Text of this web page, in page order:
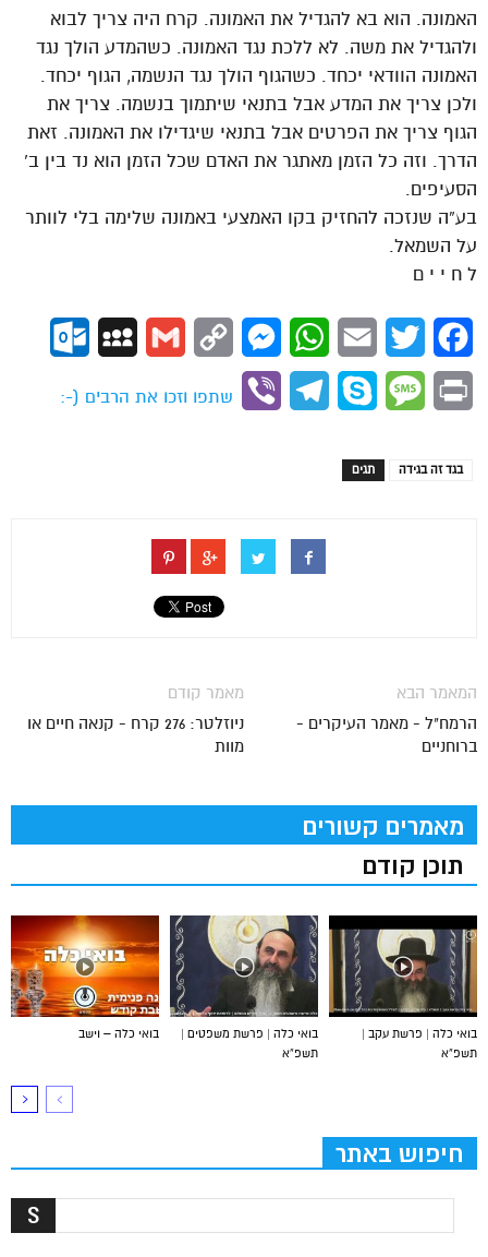
האמונה. הוא בא להגדיל את האמונה. קרח היה צריך לבוא
ולהגדיל את משה. לא ללכת נגד האמונה. כשהמדע הולך נגד
האמונה הוודאי יכחד. כשהגוף הולך נגד הנשמה, הגוף יכחד.
ולכן צריך את המדע אבל בתנאי שיתמוך בנשמה. צריך את
הגוף צריך את הפרטים אבל בתנאי שיגדילו את האמונה. זאת
הדרך. וזה כל הזמן מאתגר את האדם שכל הזמן הוא נד בין ב’
הסעיפים.
בע”ה שנזכה להחזיק בקו האמצעי באמונה שלימה בלי לוותר
על השמאל.
ל ח י י ם
Facebook
Twitter
Email
WhatsApp
Messenger
Copy
Gmail
MySpace
Print
Message
Skype
Telegram
Viber
שתפו וזכו את הרבים (-:
תגים בגד זה בגידה
מאמר קודם
ניוזלטר: 276 קרח - קנאה חיים או
מוות
המאמר הבא
הרמח"ל - מאמר העיקרים -
ברוחניים
מאמרים קשורים
תוכן קודם
בואי כלה – וישב
בואי כלה | פרשת משפטים |
תשפ”א
בואי כלה | פרשת עקב |
תשפ”א
חיפוש באתר